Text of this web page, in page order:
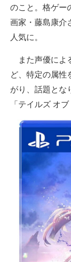
のこと。格ゲー
画家・藤島康介
人気に。
また声優によ
ど、特定の属性
がり、話題とな
「テイルズ オ